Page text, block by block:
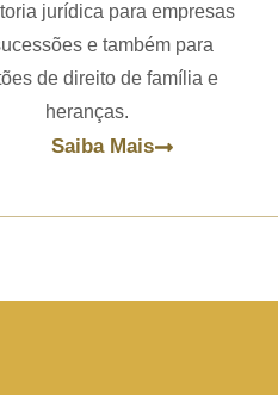
jurídica para empresas
e também para
de direito de família e
heranças.
Saiba Mais